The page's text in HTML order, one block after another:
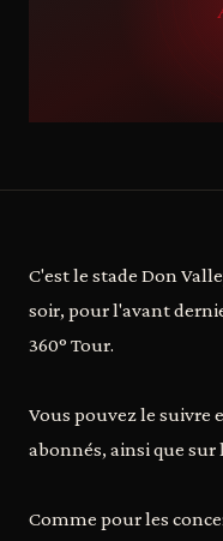
C'est le stade Don
soir, pour l'avant
360° Tour.
Vous pouvez le suivre
abonnés, ainsi que sur
Comme pour les